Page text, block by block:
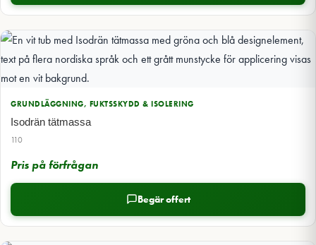
GRUNDLÄGGNING, FUKTSSKYDD & ISOLERING
Isodrän tätmassa
110
Pris på förfrågan
Begär offert